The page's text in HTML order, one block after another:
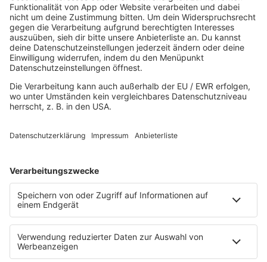
Jobbörse
MUSIK
Unsere Musikstreams
Titelsuche
Konzerte und Events
Comedy
Wetter
Verkehr
PODCASTS
Zufall: Wenn ein Moment alles verändert